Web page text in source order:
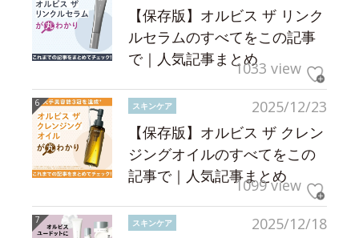
【保存版】オルビス ザ リンク
ルセラムのすべてをこの記事
で｜人気記事まとめ1033 view
2025/12/23
スキンケア
【保存版】オルビス ザ クレン
ジングオイルのすべてをこの
記事で｜人気記事まとめ
1099 view
2025/12/18
スキンケア